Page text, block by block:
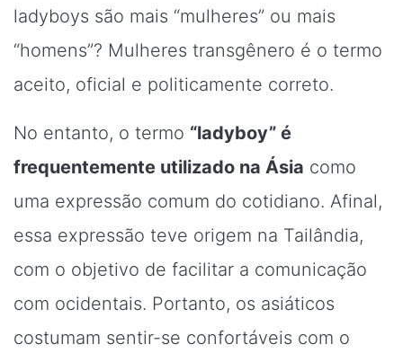
ladyboys são mais “mulheres” ou mais
“homens”? Mulheres transgênero é o termo
aceito, oficial e politicamente correto.
No entanto, o termo “ladyboy” é
frequentemente utilizado na Ásia como
uma expressão comum do cotidiano. Afinal,
essa expressão teve origem na Tailândia,
com o objetivo de facilitar a comunicação
com ocidentais. Portanto, os asiáticos
costumam sentir-se confortáveis com o